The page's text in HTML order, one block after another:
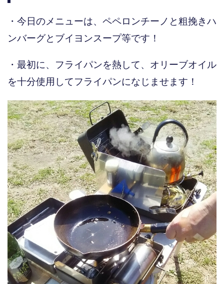
・今日のメニューは、ペペロンチーノと粗挽きハ
ンバーグとブイヨンスープ等です！
・最初に、フライパンを熱して、オリーブオイル
を十分使用してフライパンになじませます！